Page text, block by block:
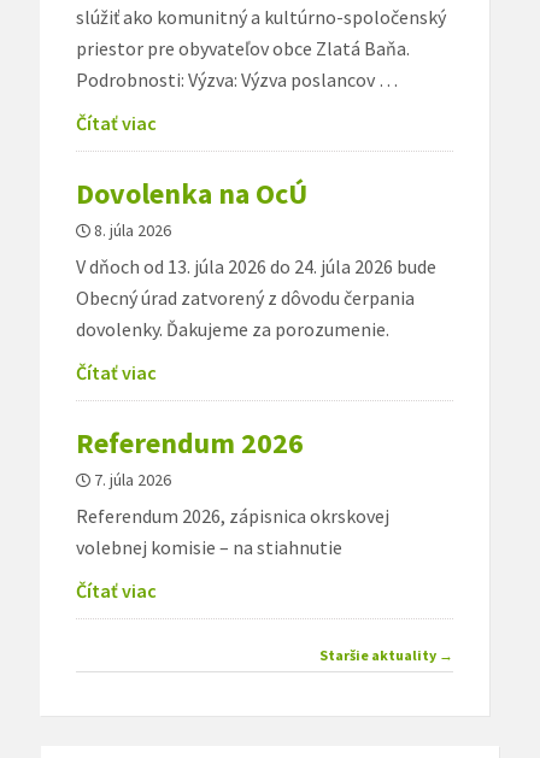
slúžiť ako komunitný a kultúrno-spoločenský
priestor pre obyvateľov obce Zlatá Baňa.
Podrobnosti: Výzva: Výzva poslancov …
Čítať viac
Dovolenka na OcÚ
8. júla 2026
V dňoch od 13. júla 2026 do 24. júla 2026 bude
Obecný úrad zatvorený z dôvodu čerpania
dovolenky. Ďakujeme za porozumenie.
Čítať viac
Referendum 2026
7. júla 2026
Referendum 2026, zápisnica okrskovej
volebnej komisie – na stiahnutie
Čítať viac
Staršie aktuality →